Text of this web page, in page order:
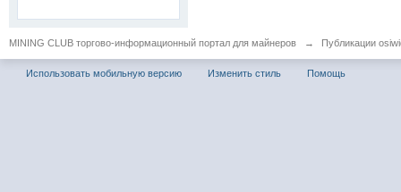
MINING CLUB торгово-информационный портал для майнеров → Публикации
Использовать мобильную версию Изменить стиль Помощь